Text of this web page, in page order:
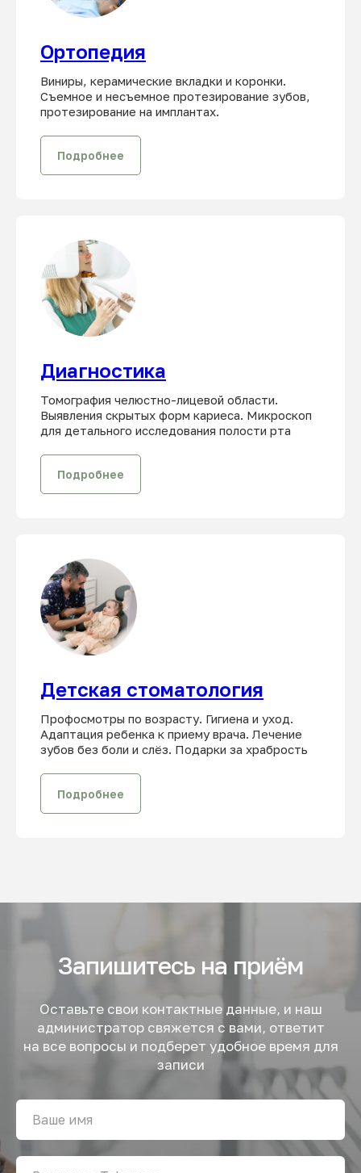
Ортопедия
Виниры, керамические вкладки и коронки.
Съемное и несъемное протезирование зубов,
протезирование на имплантах.
Подробнее
Диагностика
Томография челюстно-лицевой области.
Выявления скрытых форм кариеса. Микроскоп
для детального исследования полости рта
Подробнее
Детская стоматология
Профосмотры по возрасту. Гигиена и уход.
Адаптация ребенка к приему врача. Лечение
зубов без боли и слёз. Подарки за храбрость
Подробнее
Запишитесь на приём
Оставьте свои контактные данные, и наш
администратор свяжется с вами, ответит
на все вопросы и подберет удобное время для
записи